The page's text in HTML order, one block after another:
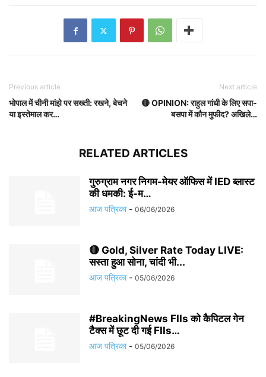
Previous article
भोपाल में चीनी मांझे पर सख्ती: रखने, बेचने
या इस्तेमाल कर…
Next article
🔴 OPINION: राहुल गांधी के लिए सपा-
बसपा में कौन मुफीद? अखिले…
RELATED ARTICLES
गुरुग्राम नगर निगम-मेयर ऑफिस में IED ब्लास्ट
की धमकी: ई-म…
आज पत्रिका - 06/06/2026
🔴 Gold, Silver Rate Today LIVE:
सस्ता हुआ सोना, चांदी भी...
आज पत्रिका - 05/06/2026
#BreakingNews FIIs को कैपिटल गेन
टैक्स में छूट दी गई FIIs…
आज पत्रिका - 05/06/2026